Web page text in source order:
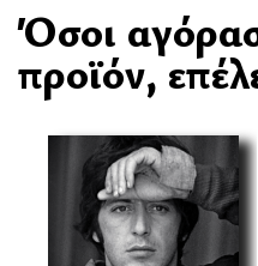
Όσοι
προϊόν,